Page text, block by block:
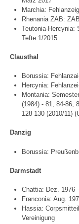
Marchia:
Rhenania ZAB:
Teutonia-Hercynia:
Tefte 1/2015
Clausthal
Borussia:
Hercynia:
Montania:
(1984) - 81, 84-86,
128-130 (2010/11)
Danzig
Borussia:
Darmstadt
Chattia: Dez. 1976
Franconia: Aug.
Hassia:
Vereinigung